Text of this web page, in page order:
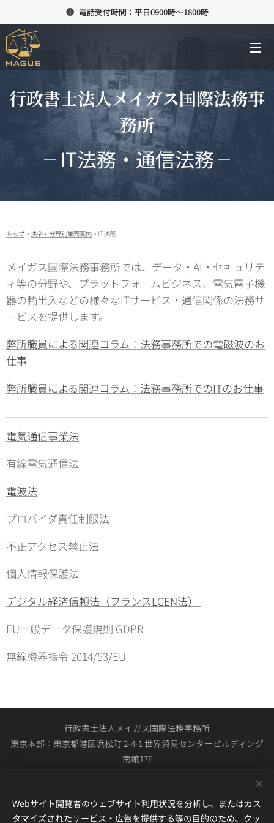
電話受付時間：平日0900時～1800時
行政書士法人メイガス国際法務事
務所
IT法務・通信法務
トップ> 法令・分野別業務案内> IT法務
メイガス国際法務事務所では、データ・AI・セキュリテ
ィ等の分野や、プラットフォームビジネス、電気電子機
器の輸出入などの様々なITサービス・通信関係の法務サ
ービスを提供します。
弊所職員による関連コラム：法務事務所での電磁波のお
仕事
弊所職員による関連コラム：法務事務所でのITのお仕事
電気通信事業法
有線電気通信法
電波法
プロバイダ責任制限法
不正アクセス禁止法
個人情報保護法
デジタル経済信頼法（フランスLCEN法）
EU一般データ保護規則 GDPR
無線機器指令 2014/53/EU
行政書士法人メイガス国際法務事務所
東京本部：東京都港区浜松町 2-4-1 世界貿易センタービルディング
南館17F
～1800時
Webサイト閲覧者のウェブサイト利用状況を分析し、またはカス
タマイズされたサービス・広告を提供する等の目的のため、クッ